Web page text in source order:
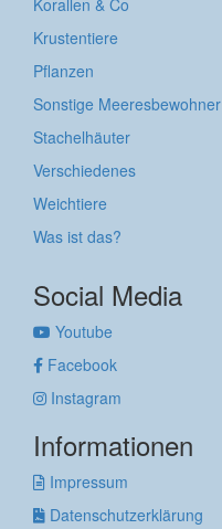
Korallen & Co
Krustentiere
Pflanzen
Sonstige Meeresbewohner
Stachelhäuter
Verschiedenes
Weichtiere
Was ist das?
Social Media
Youtube
Facebook
Instagram
Informationen
Impressum
Datenschutzerklärung